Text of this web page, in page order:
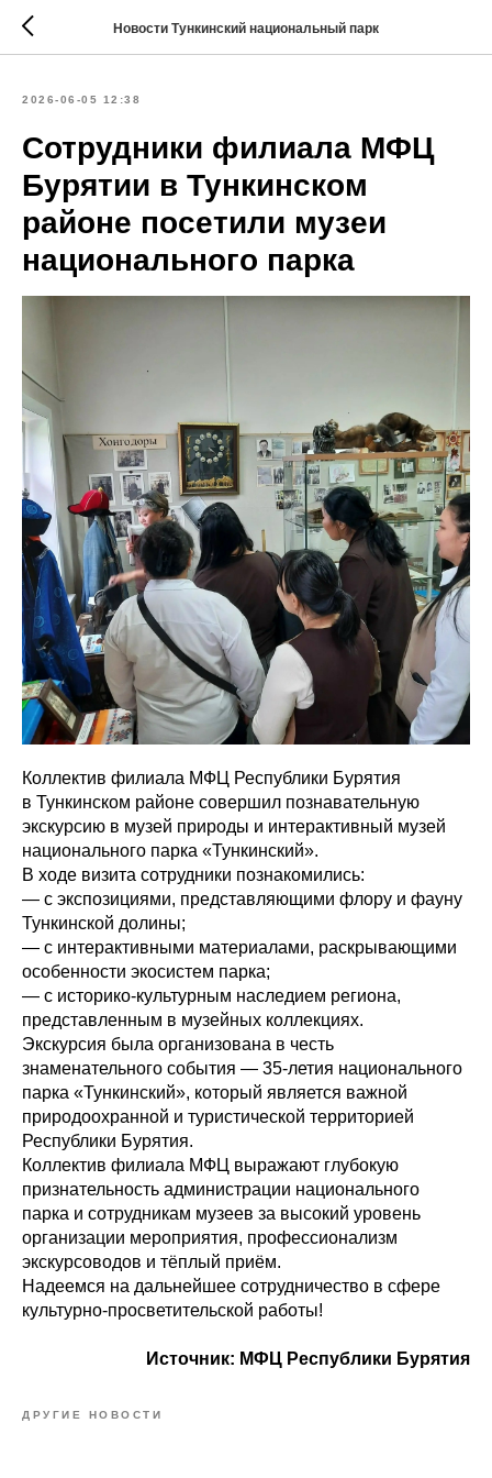
Новости Тункинский национальный парк
2026-06-05 12:38
Сотрудники филиала МФЦ
Бурятии в Тункинском
районе посетили музеи
национального парка
Коллектив филиала МФЦ Республики Бурятия
в Тункинском районе совершил познавательную
экскурсию в музей природы и интерактивный музей
национального парка «Тункинский».
В ходе визита сотрудники познакомились:
— с экспозициями, представляющими флору и фауну
Тункинской долины;
— с интерактивными материалами, раскрывающими
особенности экосистем парка;
— с историко‑культурным наследием региона,
представленным в музейных коллекциях.
Экскурсия была организована в честь
знаменательного события — 35‑летия национального
парка «Тункинский», который является важной
природоохранной и туристической территорией
Республики Бурятия.
Коллектив филиала МФЦ выражают глубокую
признательность администрации национального
парка и сотрудникам музеев за высокий уровень
организации мероприятия, профессионализм
экскурсоводов и тёплый приём.
Надеемся на дальнейшее сотрудничество в сфере
культурно‑просветительской работы!
Источник: МФЦ Республики Бурятия
ДРУГИЕ НОВОСТИ